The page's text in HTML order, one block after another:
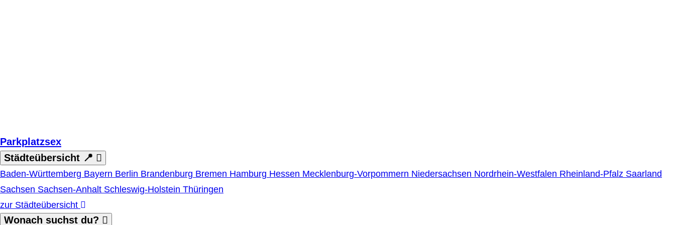
Parkplatzsex
Städteübersicht 📍
Baden-Württemberg Bayern Berlin Brandenburg Bremen Hamburg Hessen Mecklenburg-Vorpommern Niedersachsen Nordrhein-Westfalen Rheinland-Pfalz Saarland
Sachsen Sachsen-Anhalt Schleswig-Holstein Thüringen
zur Städteübersicht
Wonach suchst du?